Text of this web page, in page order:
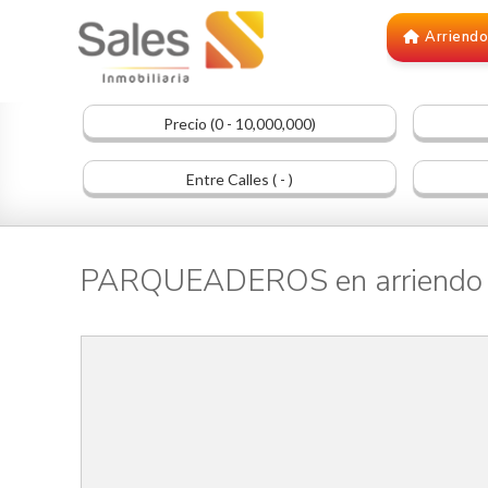
Arriendo
Precio (0 - 10,000,000)
Entre Calles ( - )
PARQUEADEROS en